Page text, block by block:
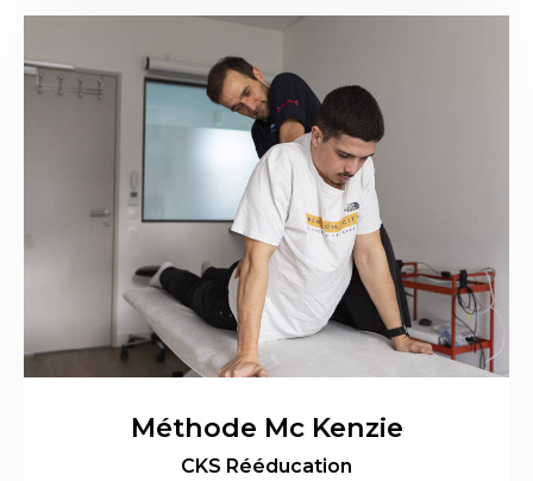
Méthode Mc Kenzie
CKS Rééducation